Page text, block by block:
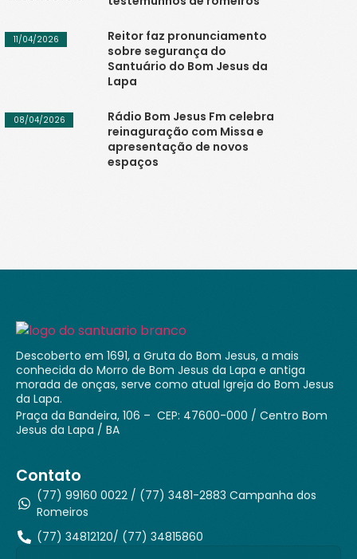
Reitor faz pronunciamento
sobre segurança do
Santuário do Bom Jesus da
Lapa
11/04/2026
Rádio Bom Jesus Fm celebra
reinaguração com Missa e
apresentação de novos
espaços
08/04/2026
Descoberto em 1691, a Gruta do Bom Jesus, a mais
conhecida do Morro de Bom Jesus da Lapa e antiga
morada de onças, serve como atual Igreja do Bom Jesus
da Lapa.
Praça da Bandeira, 106 – CEP: 47600-000 / Centro Bom
Jesus da Lapa / BA
Contato
(77) 99160 0022 / (77) 3481-2883 Campanha dos
Romeiros
(77) 34812120/ (77) 34815860